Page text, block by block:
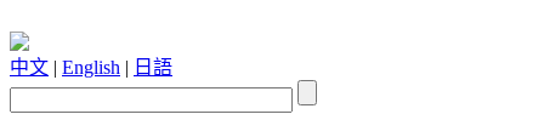
中文 | English | 日語